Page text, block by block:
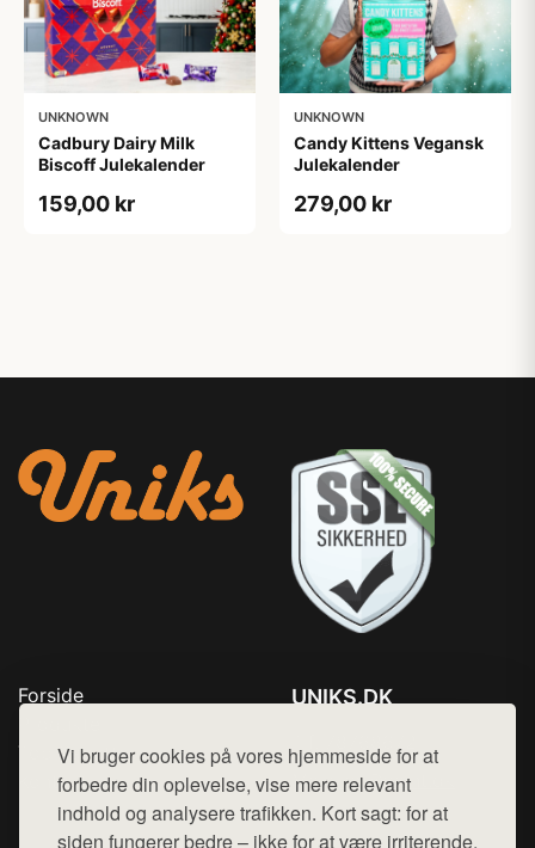
Vi bruger cookies på vores hjemmeside for at
forbedre din oplevelse, vise mere relevant
indhold og analysere trafikken. Kort sagt: for at
siden fungerer bedre – ikke for at være irriterende.
UNKNOWN
Cadbury Dairy Milk
Biscoff Julekalender
159,00 kr
UNKNOWN
Candy Kittens Vegansk
Julekalender
279,00 kr
Forside
Top Rabatter
Kontakt
UNIKS.DK
Mail: hej@want.dk
Cookie- og privatlivspolitik